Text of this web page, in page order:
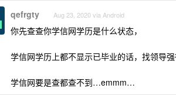
qefrgty Aug 23, 2020 via Android
你先查查你学信网学历是什么状态，
学信网学历上都不显示已毕业的话，找领导
学信网要是查都查不到…emmm…